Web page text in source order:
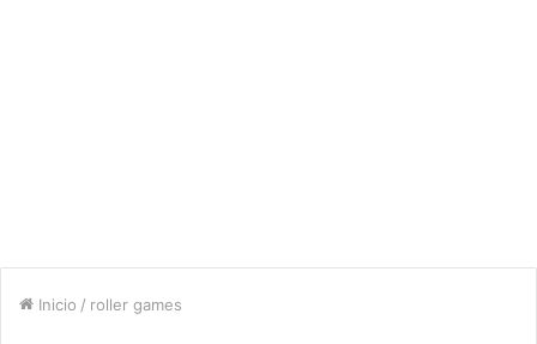
Inicio / roller games